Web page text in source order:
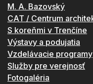
M. A. Bazovský
CAT / Centrum
S koreňmi v Trenčíne
Výstavy a podujatia
Vzdelávacie programy
Služby pre verejnosť
Fotogaléria